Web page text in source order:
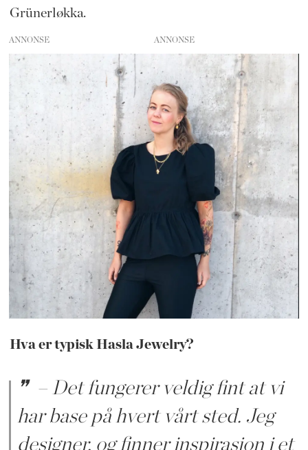
Grünerløkka.
ANNONSE
Hva er typisk Hasla Jewelry?
– Det fungerer veldig fint at vi
har base på hvert vårt sted. Jeg
designer, og finner inspirasjon i et